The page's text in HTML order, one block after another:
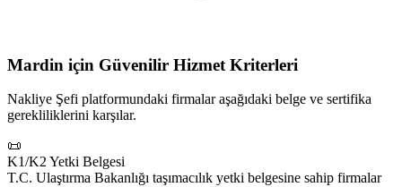
Mardin için Güvenilir Hizmet Kriterleri
Nakliye Şefi platformundaki firmalar aşağıdaki belge ve sertifika
gerekliliklerini karşılar.
📜
K1/K2 Yetki Belgesi
T.C. Ulaştırma Bakanlığı taşımacılık yetki belgesine sahip firmalar